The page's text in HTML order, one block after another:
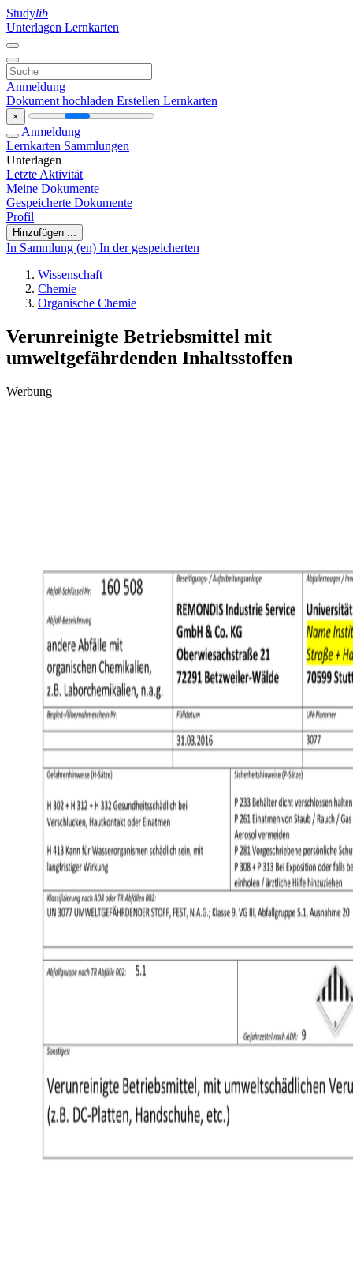
Studylib
Unterlagen Lernkarten
Anmeldung
Dokument hochladen Erstellen Lernkarten
×
Anmeldung
Lernkarten Sammlungen
Unterlagen
Letzte Aktivität
Meine Dokumente
Gespeicherte Dokumente
Profil
Hinzufügen ...
In Sammlung (en) In der gespeicherten
Wissenschaft
Chemie
Organische Chemie
Verunreinigte Betriebsmittel mit
umweltgefährdenden Inhaltsstoffen
Werbung